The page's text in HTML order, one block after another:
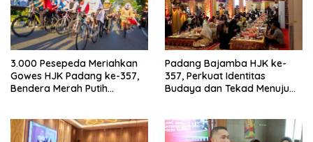
3.000 Pesepeda Meriahkan
Gowes HJK Padang ke-357,
Bendera Merah Putih
Padang Bajamba HJK ke-
357, Perkuat Identitas
Budaya dan Tekad Menuju